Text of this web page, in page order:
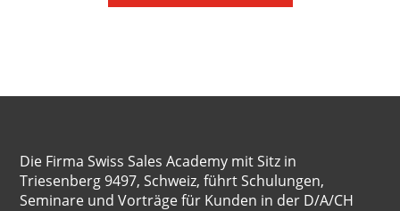
Die Firma Swiss Sales Academy mit Sitz in
Triesenberg 9497, Schweiz, führt Schulungen,
Seminare und Vorträge für Kunden in der D/A/CH